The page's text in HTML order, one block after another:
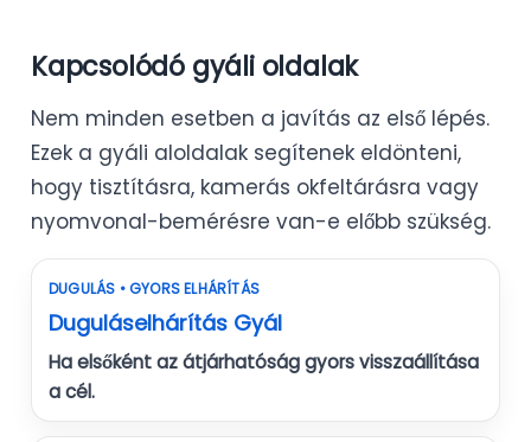
Kapcsolódó gyáli oldalak
Nem minden esetben a javítás az első lépés.
Ezek a gyáli aloldalak segítenek eldönteni,
hogy tisztításra, kamerás okfeltárásra vagy
nyomvonal-bemérésre van-e előbb szükség.
DUGULÁS • GYORS ELHÁRÍTÁS
Duguláselhárítás Gyál
Ha elsőként az átjárhatóság gyors visszaállítása
a cél.